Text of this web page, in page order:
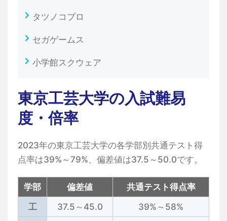
タツノコプロ
セガゲームス
小学館スクウェア
東京工芸大学の入試難易
度・倍率
2023年の東京工芸大学の各学部別共通テスト得
点率は39%～79%、偏差値は37.5～50.0です。
学部 偏差値
共通テスト得点率
工
37.5～45.0
39%～58%